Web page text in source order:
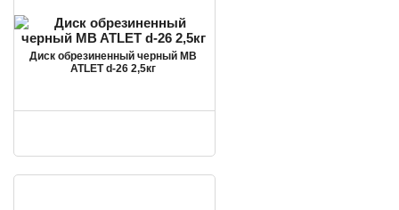
Диск обрезиненный черный MB
ATLET d-26 2,5кг